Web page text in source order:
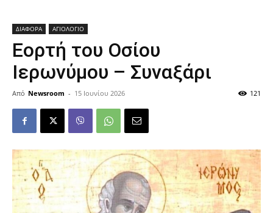
ΔΙΑΦΟΡΑ ΑΓΙΟΛΟΓΙΟ
Εορτή του Οσίου
Ιερωνύμου – Συναξάρι
Από Newsroom - 15 Ιουνίου 2026 121